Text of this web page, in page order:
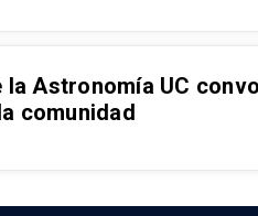
la Astronomía UC
comunidad